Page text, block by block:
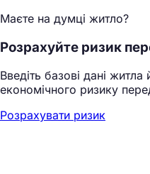
Маєте на думці житло?
Розрахуйте ризик
Введіть базові дані
економічного ризику
Розрахувати ризик